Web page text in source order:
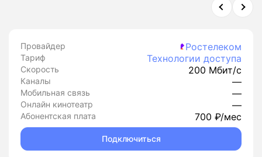
Провайдер Ростелеком
Тариф Технологии доступа
Скорость 200 Мбит/с
Каналы —
Мобильная связь —
Онлайн кинотеатр —
Абонентская плата 700 ₽/мес
Подключиться